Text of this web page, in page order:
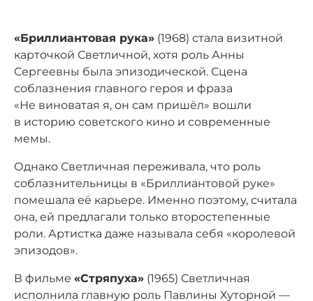
«Бриллиантовая рука» (1968) стала визитной
карточкой Светличной, хотя роль Анны
Сергеевны была эпизодической. Сцена
соблазнения главного героя и фраза
«Не виноватая я, он сам пришёл» вошли
в историю советского кино и современные
мемы.
Однако Светличная переживала, что роль
соблазнительницы в «Бриллиантовой руке»
помешала её карьере. Именно поэтому, считала
она, ей предлагали только второстепенные
роли. Артистка даже называла себя «королевой
эпизодов».
В фильме «Стряпуха» (1965) Светличная
исполнила главную роль Павлины Хуторной —